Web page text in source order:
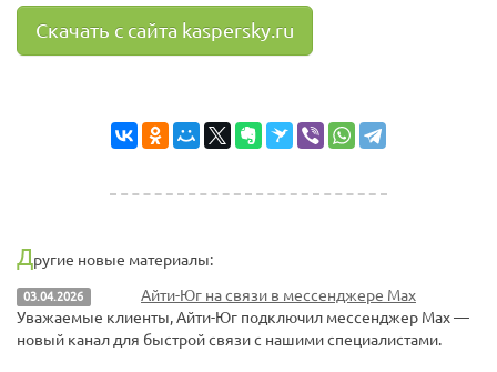
Скачать с сайта kaspersky.ru
Другие новые материалы:
03.04.2026
Айти-Юг на связи в мессенджере Max
Уважаемые клиенты, Айти-Юг подключил мессенджер Max —
новый канал для быстрой связи с нашими специалистами.